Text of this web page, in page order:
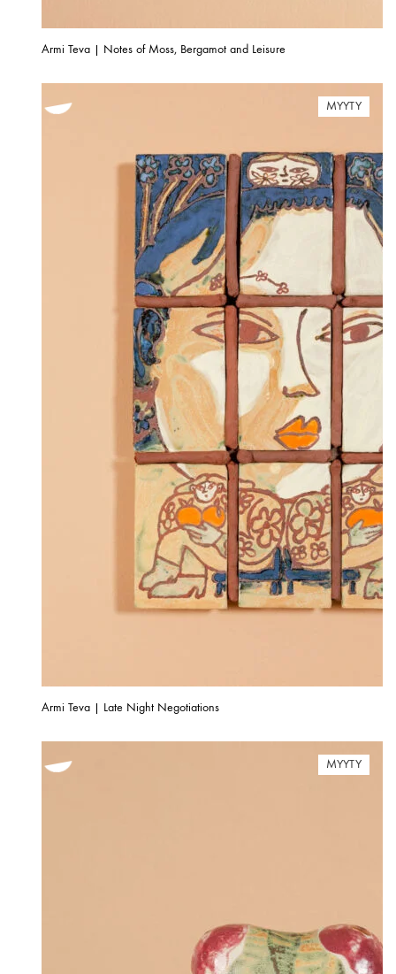
Armi Teva | Notes of Moss, Bergamot and Leisure
MYYTY
Armi Teva | Late Night Negotiations
MYYTY